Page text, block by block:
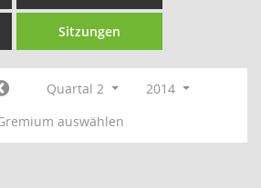
Sitzungen
Quartal 2
2014
auswählen